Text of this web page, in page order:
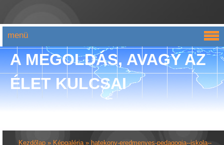
A MEGOLDÁS, AVAGY AZ
ÉLET KULCSAI
Kezdőlap » Képgaléria» hatekony-eredmenyes-pedagogia--iskola--
menü